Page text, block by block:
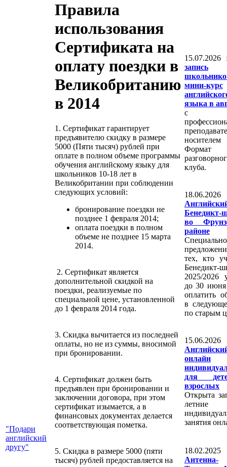
"Подари
английский
другу"
Правила
использования
Сертификата на
оплату поездки в
Великобританию
в 2014
1. Сертификат гарантирует
предъявителю скидку в размере
5000 (Пяти тысяч) рублей при
оплате в полном объеме программы
обучения английскому языку для
школьников 10-18 лет в
Великобритании при соблюдении
следующих условий:
бронирование поездки не
позднее 1 февраля 2014;
оплата поездки в полном
объеме не позднее 15 марта
2014.
2. Сертификат является
дополнительной скидкой на
поездки, реализуемые по
специальной цене, установленной
до 1 февраля 2014 года.
3. Скидка вычитается из последней
оплаты, но не из суммы, вносимой
при бронировании.
4. Сертификат должен быть
предъявлен при бронировании и
заключении договора, при этом
сертификат изымается, а в
финансовых документах делается
соответствующая пометка.
5. Скидка в размере 5000 (пяти
тысяч) рублей предоставляется на
запись
мини-курс
языка в
с
Формат
клуба.
Бенедикт-
во
районе
тех, кто
Бенедикт-
2025/2026
до 30
оплатить
в
по старым
онлайн
для
взрослых
Открыта
летние
занятия
Антенна-